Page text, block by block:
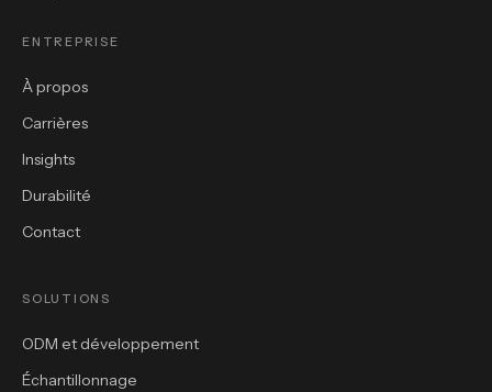
ENTREPRISE
À propos
Carrières
Insights
Durabilité
Contact
SOLUTIONS
ODM et développement
Échantillonnage